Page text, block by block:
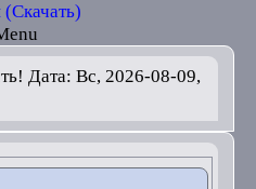
(Скачать)
Дата: Вс, 2026-08-09,